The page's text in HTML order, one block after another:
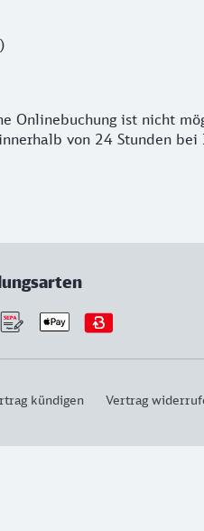
Onlinebuchung ist nicht
von 24 Stunden bei
kündigen Vertrag